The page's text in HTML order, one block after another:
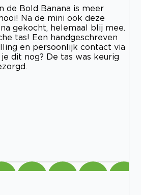
de Bold Banana is meer
Na de mini ook deze
gekocht, helemaal blij mee.
tas! Een handgeschreven
en persoonlijk contact via
dit nog? De tas was keurig